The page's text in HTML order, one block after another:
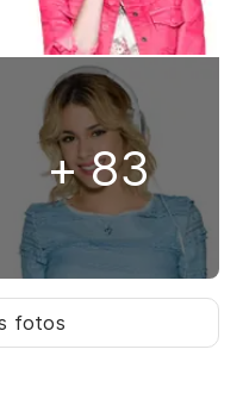
+ 83
fotos